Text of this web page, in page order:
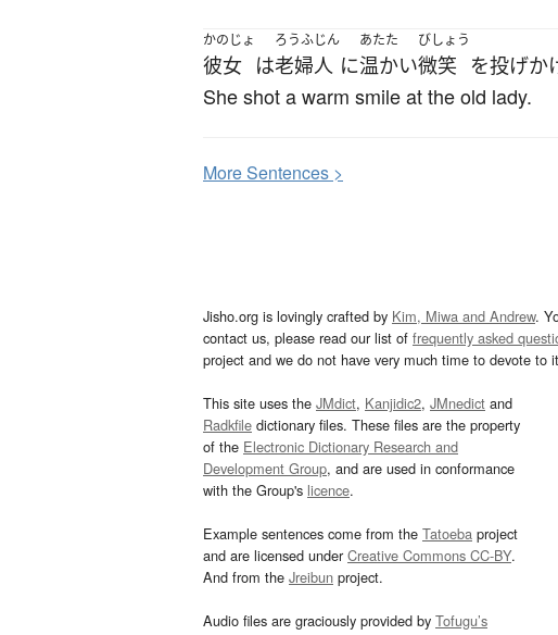
かのじょ
彼女 は
ろうふじん
老婦人 に
あたた
温かい
びしょう
微笑 を投げか
She shot a warm smile at the old lady.
MoreSentences >
Jisho.org is lovingly crafted by Kim, Miwa and Andrew.
contact us, please read our list of frequently asked
project and we do not have very much time to devote to
This site uses the JMdict, Kanjidic2, JMnedict and
Radkfile dictionary files. These files are the property
of the Electronic Dictionary Research and
Development Group, and are used in conformance
with the Group's licence.
Example sentences come from the Tatoeba project
and are licensed underCreative Commons CC-BY.
And from the Jreibun project.
Audio files are graciously provided by Tofugu’s